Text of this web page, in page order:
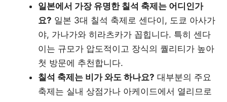
일본에서 가장 유명한 칠석 축제는 어디인가
요? 일본 3대 칠석 축제로 센다이, 도쿄 아사가
야, 가나가와 히라츠카가 꼽힙니다. 특히 센다
이는 규모가 압도적이고 장식의 퀄리티가 높아
첫 방문에 추천합니다.
칠석 축제는 비가 와도 하나요? 대부분의 주요
축제는 실내 상점가나 아케이드에서 열리므로